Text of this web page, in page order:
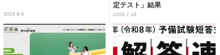
2026.8.6
定テスト」結果
2026.7.16